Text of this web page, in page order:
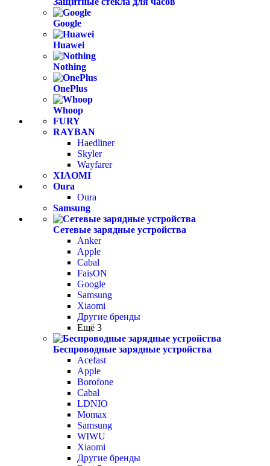
Google
Huawei
Nothing
OnePlus
Whoop
FURY
RAYBAN
Haedliner
Skyler
Wayfarer
XIAOMI
Oura
Oura
Samsung
Сетевые зарядные устройства
Anker
Apple
Cabal
FaisON
Google
Samsung
Xiaomi
Другие бренды
Ещё 3
Беспроводные зарядные устройства
Acefast
Apple
Borofone
Cabal
LDNIO
Momax
Samsung
WIWU
Xiaomi
Другие бренды